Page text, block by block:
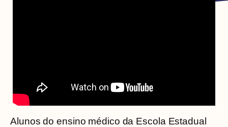
Alunos do ensino médico da Escola Estadual